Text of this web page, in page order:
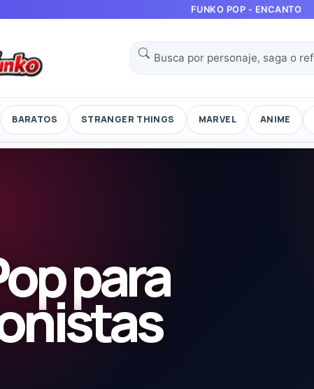
FUNKO POP - ENCANTO
BARATOS STRANGER THINGS MARVEL ANIME
para